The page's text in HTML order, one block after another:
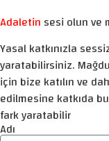
Adaletin sesi olun ve
Yasal katkınızla
yaratabilirsiniz.
için bize katılın ve
edilmesine katkıda
fark yaratabilir
Adı